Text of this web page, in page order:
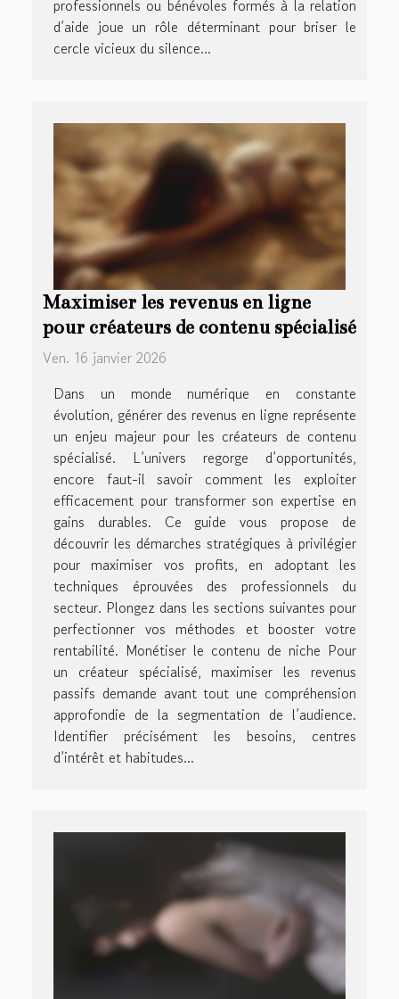
professionnels ou bénévoles formés à la relation
d’aide joue un rôle déterminant pour briser le
cercle vicieux du silence...
Maximiser les revenus en ligne
pour créateurs de contenu spécialisé
Ven. 16 janvier 2026
Dans un monde numérique en constante
évolution, générer des revenus en ligne représente
un enjeu majeur pour les créateurs de contenu
spécialisé. L’univers regorge d’opportunités,
encore faut-il savoir comment les exploiter
efficacement pour transformer son expertise en
gains durables. Ce guide vous propose de
découvrir les démarches stratégiques à privilégier
pour maximiser vos profits, en adoptant les
techniques éprouvées des professionnels du
secteur. Plongez dans les sections suivantes pour
perfectionner vos méthodes et booster votre
rentabilité. Monétiser le contenu de niche Pour
un créateur spécialisé, maximiser les revenus
passifs demande avant tout une compréhension
approfondie de la segmentation de l’audience.
Identifier précisément les besoins, centres
d’intérêt et habitudes...